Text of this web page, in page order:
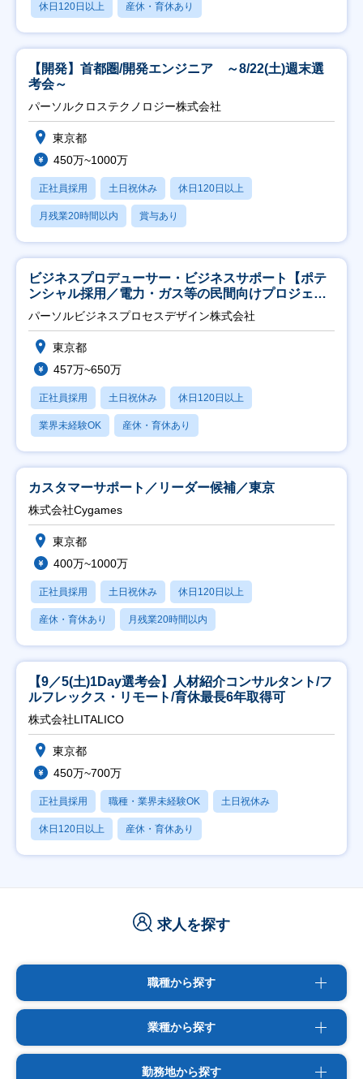
休日120日以上 産休・育休あり
【開発】首都圏/開発エンジニア ～8/22(土)週末選
考会～
パーソルクロステクノロジー株式会社
東京都
450万~1000万
正社員採用 土日祝休み 休日120日以上
月残業20時間以内 賞与あり
ビジネスプロデューサー・ビジネスサポート【ポテ
ンシャル採用／電力・ガス等の民間向けプロジェク
ト推進】
パーソルビジネスプロセスデザイン株式会社
東京都
457万~650万
正社員採用 土日祝休み 休日120日以上
業界未経験OK 産休・育休あり
カスタマーサポート／リーダー候補／東京
株式会社Cygames
東京都
400万~1000万
正社員採用 土日祝休み 休日120日以上
産休・育休あり 月残業20時間以内
【9／5(土)1Day選考会】人材紹介コンサルタント/フ
ルフレックス・リモート/育休最長6年取得可
株式会社LITALICO
東京都
450万~700万
正社員採用 職種・業界未経験OK 土日祝休み
休日120日以上 産休・育休あり
求人を探す
職種から探す
業種から探す
勤務地から探す